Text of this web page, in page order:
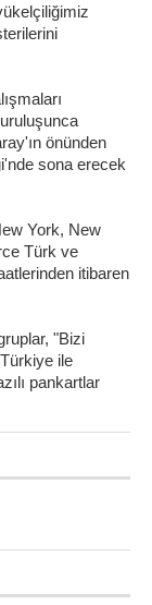
önünden
sona erecek
York, New
Türk ve
itibaren
"Bizi
ile
pankartlar